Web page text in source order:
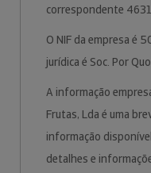
correspondente
O NIF da empresa é
jurídica é Soc. Por
A informação
Frutas, Lda é uma
informação
detalhes e